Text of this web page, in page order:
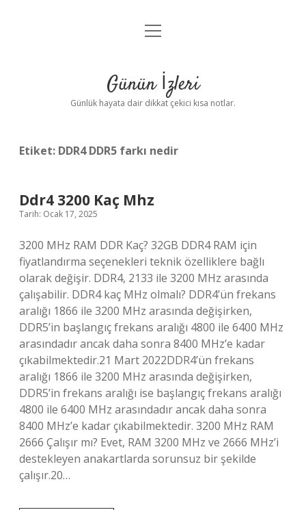
Anasayfa
Yasal Uyarı
menüyü
Günün İzleri
Günlük hayata dair dikkat çekici kısa notlar.
Etiket: DDR4 DDR5 farkı nedir
Ddr4 3200 Kaç Mhz
Tarih: Ocak 17, 2025
3200 MHz RAM DDR Kaç? 32GB DDR4 RAM için
fiyatlandırma seçenekleri teknik özelliklere bağlı
olarak değişir. DDR4, 2133 ile 3200 MHz arasında
çalışabilir. DDR4 kaç MHz olmalı? DDR4’ün frekans
aralığı 1866 ile 3200 MHz arasında değişirken,
DDR5’in başlangıç ​​frekans aralığı 4800 ile 6400 MHz
arasındadır ancak daha sonra 8400 MHz’e kadar
çıkabilmektedir.21 Mart 2022DDR4’ün frekans
aralığı 1866 ile 3200 MHz arasında değişirken,
DDR5’in frekans aralığı ise başlangıç ​​frekans aralığı
4800 ile 6400 MHz arasındadır ancak daha sonra
8400 MHz’e kadar çıkabilmektedir. 3200 MHz RAM
2666 Çalışır mı? Evet, RAM 3200 MHz ve 2666 MHz’i
destekleyen anakartlarda sorunsuz bir şekilde
çalışır.20…